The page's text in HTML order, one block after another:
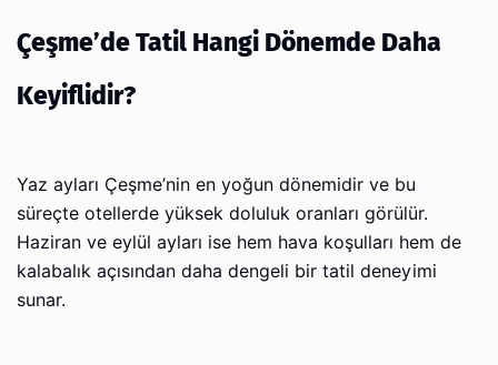
Çeşme’de Tatil Hangi Dönemde Daha
Keyiflidir?
Yaz ayları Çeşme’nin en yoğun dönemidir ve bu
süreçte otellerde yüksek doluluk oranları görülür.
Haziran ve eylül ayları ise hem hava koşulları hem de
kalabalık açısından daha dengeli bir tatil deneyimi
sunar.